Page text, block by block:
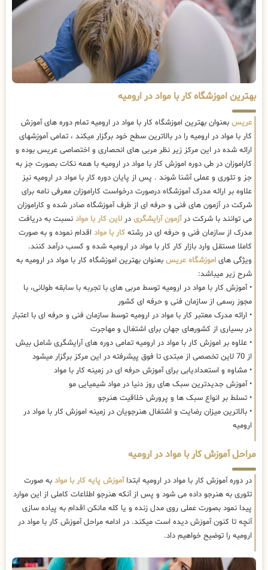
بهترین اموزشگاه کار با مواد در ارومیه
عریس بعنوان بهترین اموزشگاه کار با مواد در ارومیه تمام دوره های آموزش
کار با مواد در ارومیه را در بالاترین سطح خود برگزار میکند ، تمامی آموزشهای
ارائه شده در این مرکز زیر نظر مربی های انحصاری و اختصاصی عریس بوده و
کاراموزان در طی دوره اموزش کار با مواد در ارومیه با همه نکات بصورت جز به
جز و تئوری و عملی آشنا شوند . پس از پایان دوره کار با مواد در ارومیه نیز
علاوه بر ارائه مدرک آموزشگاه درصورت درخواست کاراموزان معرفی نامه برای
شرکت در آزمون های فنی و حرفه ای از طرف آموزشگاه صادر شده و کاراموزان
می توانند با شرکت درآزمون آرایشگری در لاین کار با مواد نسبت به دریافت
مدرک از سازمان فنی و حرفه ای در رشته کار با مواد اقدام نموده و به صورت
کاملا مستقل وارد بازار کار کار با مواد در ارومیه شده و کسب درآمد کنند.
ویژگی های اموزشگاه عریس بعنوان بهترین اموزشگاه کار با مواد در ارومیه به
شرح زیر میباشد:
• آموزش کار با مواد در ارومیه توسط مربی های با تجربه با سابقه طولانی، با
مجوز رسمی از سازمان فنی و حرفه ای کشور
• ارائه مدرک معتبر کار با مواد در ارومیه توسط سازمان فنی و حرفه ای با اعتبار
در بسیاری از کشورهای جهان برای اشتغال و مهاجرت
• علاوه بر اموزش کار با مواد در ارومیه تمامی دوره های آرایشگری شامل بیش
از 70 لاین تخصصی از مبتدی تا فوق پیشرفته در این مرکز برگزار میشود
• مشاوه و استعدادیابی برای آموزش حرفه ای در زمینه کار با مواد
• آموزش جدیدترین سبک های روز دنیا در مواد شیمیایی مو
• تسلط بر انواع سبک ها و پرورش خلاقیت هنرجو
• بالاترین میزان رضایت و اشتغال هنرجویان در زمینه اموزش کار با مواد در
ارومیه
مراحل آموزش کار با مواد در ارومیه
در دوره آموزش کار با مواد در ارومیه ابتداآموزش پایه کار با مواد به صورت
تئوری به هنرجو داده می شود و پس از آنکه هنرجو اطلاعات کاملی از این موارد
پیدا نمود بصورت عملی روی مدل زنده و یا کله مانکن اقدام به پیاده سازی
آنچه تا کنون آموزش دیده است میکند. در ادامه مراحل آموزش کار با مواد در
ارومیه را توضیح خواهیم داد.